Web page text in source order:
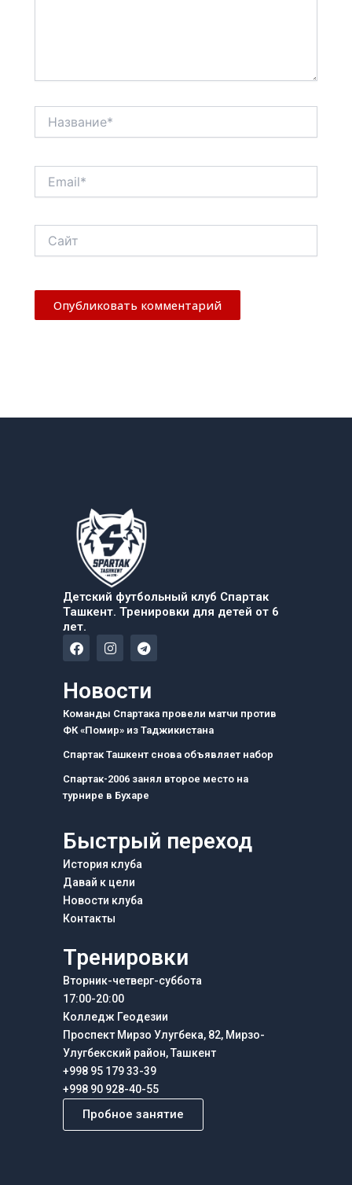
Детский футбольный клуб Спартак
Ташкент. Тренировки для детей от 6
лет.
F
a
e
b
o
k
I
n
a
g
r
a
m
T
e
g
a
m
Новости
Команды Спартака провели матчи против
ФК «Помир» из Таджикистана
Спартак Ташкент снова объявляет набор
Спартак-2006 занял второе место на
турнире в Бухаре
Быстрый переход
История клуба
Давай к цели
Новости клуба
Контакты
Тренировки
Вторник-четверг-суббота
17:00-20:00
Колледж Геодезии
Проспект Мирзо Улугбека, 82, Мирзо-
Улугбекский район, Ташкент
+998 95 179 33-39
+998 90 928-40-55
Пробное занятие